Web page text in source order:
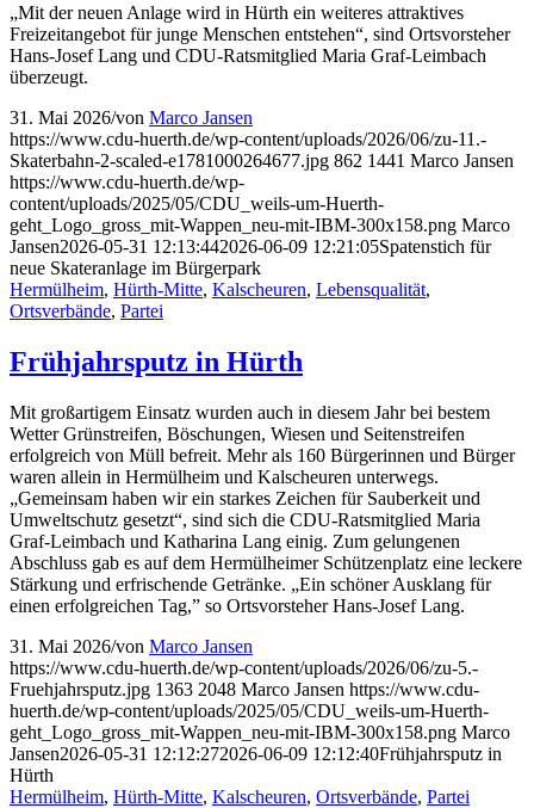
„Mit der neuen Anlage wird in Hürth ein weiteres attraktives
Freizeitangebot für junge Menschen entstehen“, sind Ortsvorsteher
Hans-Josef Lang und CDU-Ratsmitglied Maria Graf-Leimbach
überzeugt.
31. Mai 2026/von Marco Jansen
https://www.cdu-huerth.de/wp-content/uploads/2026/06/zu-11.-
Skaterbahn-2-scaled-e1781000264677.jpg 862 1441 Marco Jansen
https://www.cdu-huerth.de/wp-
content/uploads/2025/05/CDU_weils-um-Huerth-
geht_Logo_gross_mit-Wappen_neu-mit-IBM-300x158.png Marco
Jansen2026-05-31 12:13:442026-06-09 12:21:05Spatenstich für
neue Skateranlage im Bürgerpark
Hermülheim, Hürth-Mitte, Kalscheuren, Lebensqualität,
Ortsverbände, Partei
Frühjahrsputz in Hürth
Mit großartigem Einsatz wurden auch in diesem Jahr bei bestem
Wetter Grünstreifen, Böschungen, Wiesen und Seitenstreifen
erfolgreich von Müll befreit. Mehr als 160 Bürgerinnen und Bürger
waren allein in Hermülheim und Kalscheuren unterwegs.
„Gemeinsam haben wir ein starkes Zeichen für Sauberkeit und
Umweltschutz gesetzt“, sind sich die CDU-Ratsmitglied Maria
Graf-Leimbach und Katharina Lang einig. Zum gelungenen
Abschluss gab es auf dem Hermülheimer Schützenplatz eine leckere
Stärkung und erfrischende Getränke. „Ein schöner Ausklang für
einen erfolgreichen Tag,” so Ortsvorsteher Hans-Josef Lang.
31. Mai 2026/von Marco Jansen
https://www.cdu-huerth.de/wp-content/uploads/2026/06/zu-5.-
Fruehjahrsputz.jpg 1363 2048 Marco Jansen https://www.cdu-
huerth.de/wp-content/uploads/2025/05/CDU_weils-um-Huerth-
geht_Logo_gross_mit-Wappen_neu-mit-IBM-300x158.png Marco
Jansen2026-05-31 12:12:272026-06-09 12:12:40Frühjahrsputz in
Hürth
Hermülheim, Hürth-Mitte, Kalscheuren, Ortsverbände, Partei